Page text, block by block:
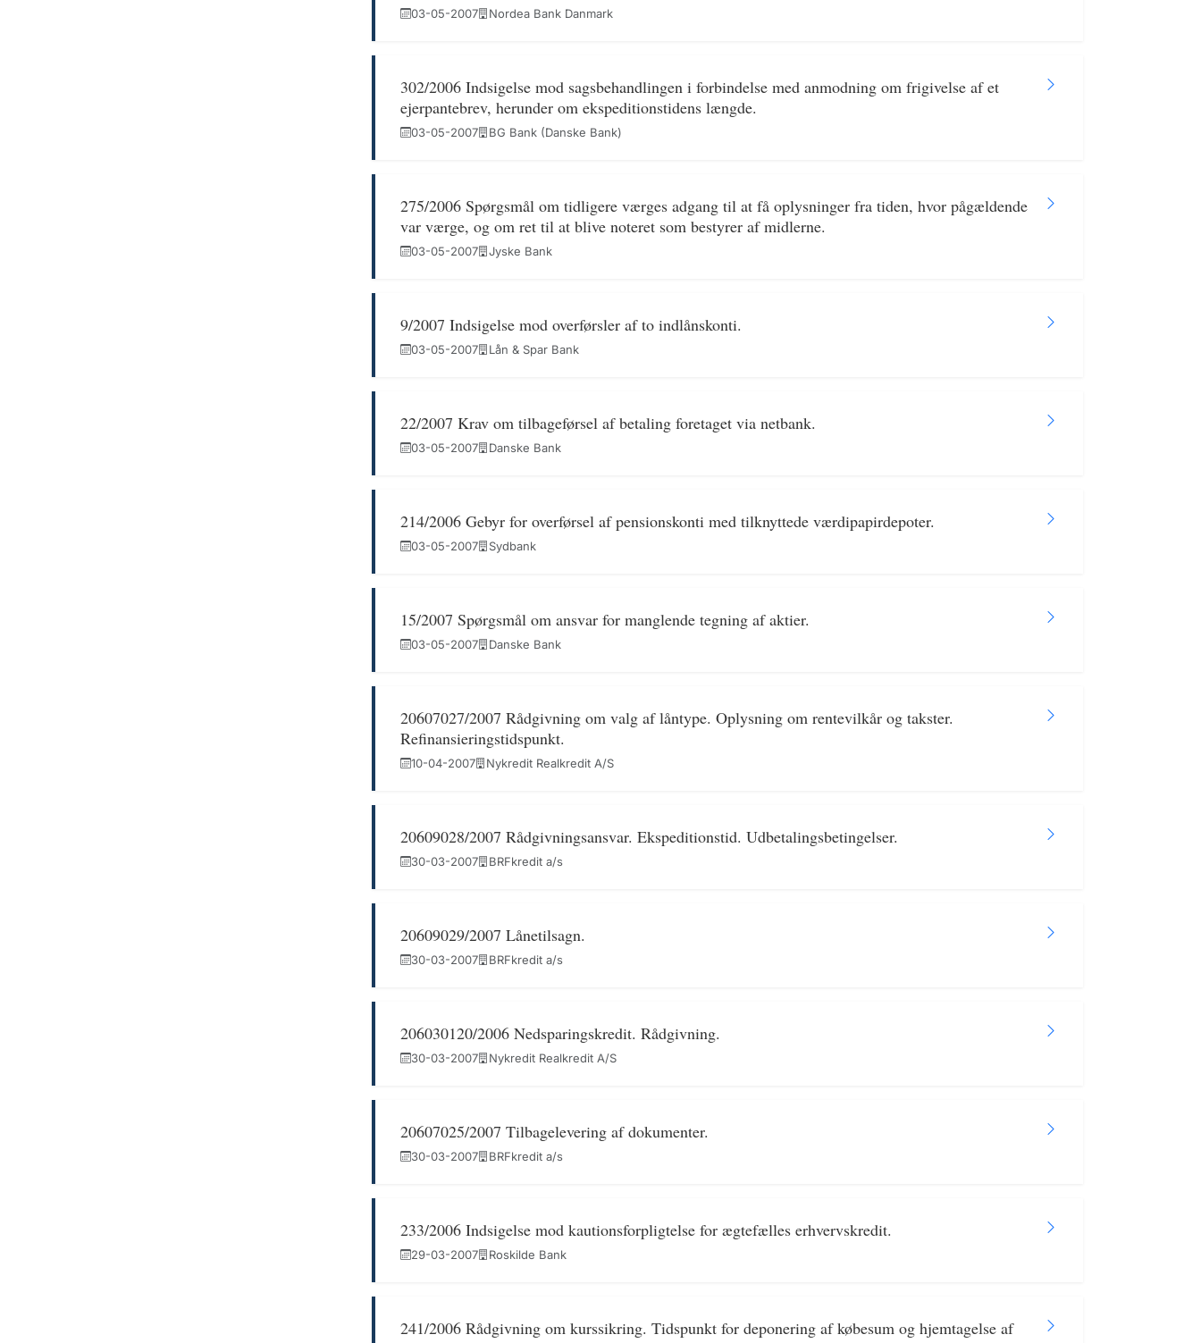
03-05-2007 Nordea Bank Danmark
302/2006 Indsigelse mod sagsbehandlingen i forbindelse med anmodning om frigivelse af et
ejerpantebrev, herunder om ekspeditionstidens længde.
03-05-2007 BG Bank (Danske Bank)
275/2006 Spørgsmål om tidligere værges adgang til at få oplysninger fra tiden, hvor pågældende
var værge, og om ret til at blive noteret som bestyrer af midlerne.
03-05-2007 Jyske Bank
9/2007 Indsigelse mod overførsler af to indlånskonti.
03-05-2007 Lån & Spar Bank
22/2007 Krav om tilbageførsel af betaling foretaget via netbank.
03-05-2007 Danske Bank
214/2006 Gebyr for overførsel af pensionskonti med tilknyttede værdipapirdepoter.
03-05-2007 Sydbank
15/2007 Spørgsmål om ansvar for manglende tegning af aktier.
03-05-2007 Danske Bank
20607027/2007 Rådgivning om valg af låntype. Oplysning om rentevilkår og takster.
Refinansieringstidspunkt.
10-04-2007 Nykredit Realkredit A/S
20609028/2007 Rådgivningsansvar. Ekspeditionstid. Udbetalingsbetingelser.
30-03-2007 BRFkredit a/s
20609029/2007 Lånetilsagn.
30-03-2007 BRFkredit a/s
206030120/2006 Nedsparingskredit. Rådgivning.
30-03-2007 Nykredit Realkredit A/S
20607025/2007 Tilbagelevering af dokumenter.
30-03-2007 BRFkredit a/s
233/2006 Indsigelse mod kautionsforpligtelse for ægtefælles erhvervskredit.
29-03-2007 Roskilde Bank
241/2006 Rådgivning om kurssikring. Tidspunkt for deponering af købesum og hjemtagelse af